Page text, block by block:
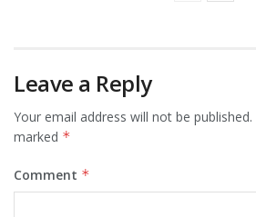
Leave a Reply
Your email address will not be published.
marked *
Comment *